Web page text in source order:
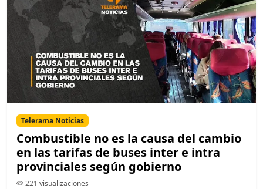
Telerama Noticias
Combustible no es la causa del cambio
en las tarifas de buses inter e intra
provinciales según gobierno
221 visualizaciones